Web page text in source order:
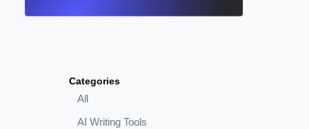
Categories
All
AI Writing Tools